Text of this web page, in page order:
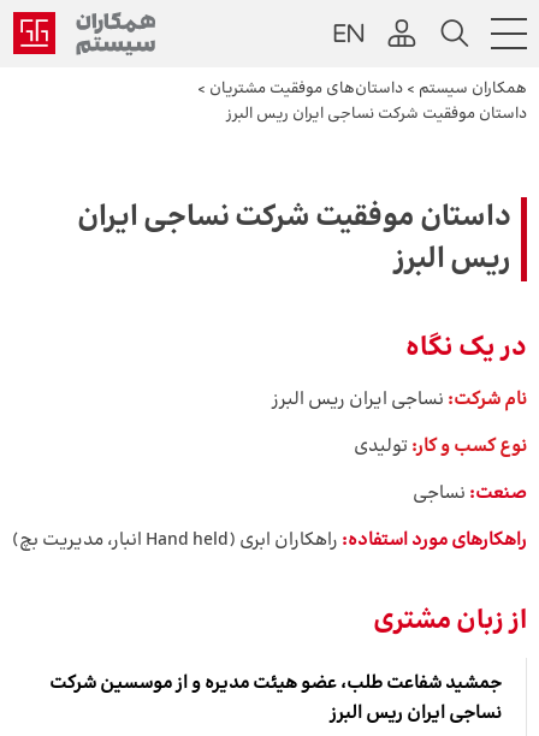
همکاران سیستم > داستان‌های موفقیت مشتریان >
داستان موفقیت شرکت نساجی ایران ریس البرز
داستان موفقیت شرکت نساجی ایران
ریس البرز
در یک نگاه
نام شرکت: نساجی ایران ریس البرز
نوع کسب و کار: تولیدی
صنعت: نساجی
راهکارهای مورد استفاده: راهکاران ابری (Hand held انبار، مدیریت بچ)
از زبان مشتری
جمشید شفاعت طلب، عضو هیئت مدیره و از موسسین شرکت
نساجی ایران ریس البرز